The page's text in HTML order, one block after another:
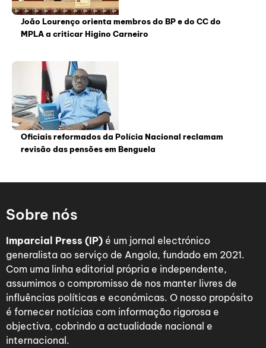
João Lourenço orienta membros do BP e do CC do
MPLA a criticar Higino Carneiro
Oficiais reformados da Polícia Nacional reclamam
revisão das pensões em Benguela
Sobre nós
Imparcial Press (IP) é um jornal electrónico
generalista ao serviço de Angola, fundado em 2021.
Com uma linha editorial própria e independente,
assumimos o compromisso de nos manter livres de
influências políticas e económicas. O nosso propósito
é fornecer notícias com informação rigorosa e
objectiva, cobrindo a actualidade nacional e
internacional.